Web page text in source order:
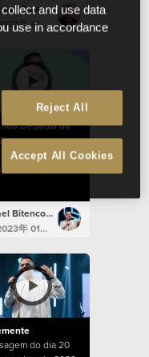
Raphael Galante
年 01月 15日
Debaixo da
do dia 8 de
no campus zona
Rafael Bitencourt
年 01月 8日
do dia 20
and use data
use in accordance
Reject All
Accept All Cookies